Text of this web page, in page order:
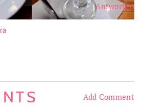
Add Comment
Antworten